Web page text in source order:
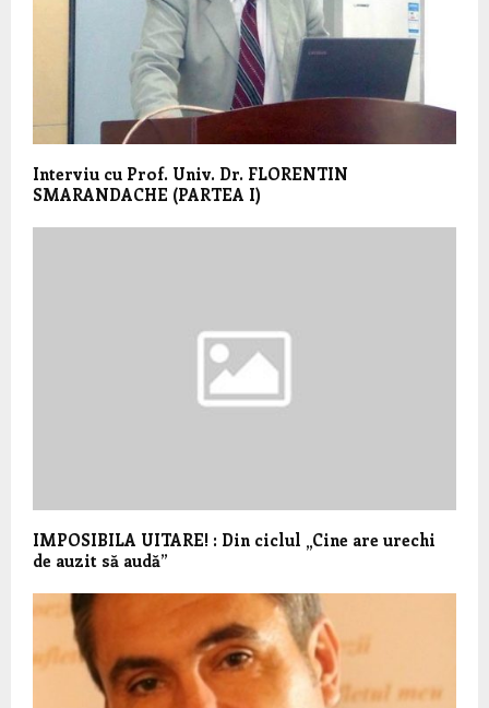
Interviu cu Prof. Univ. Dr. FLORENTIN
SMARANDACHE (PARTEA I)
IMPOSIBILA UITARE! : Din ciclul „Cine are urechi
de auzit să audă”